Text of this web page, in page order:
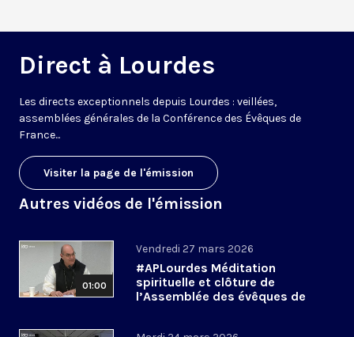
Direct à Lourdes
Les directs exceptionnels depuis Lourdes : veillées,
assemblées générales de la Conférence des Évêques de
France...
Visiter la page de l'émission
Autres vidéos de l'émission
01:00
Vendredi 27 mars 2026
#APLourdes Méditation
spirituelle et clôture de
l’Assemblée des évêques de